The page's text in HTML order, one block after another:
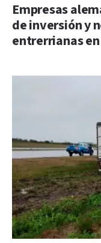
Empresas
de inversión y
entrerrianas